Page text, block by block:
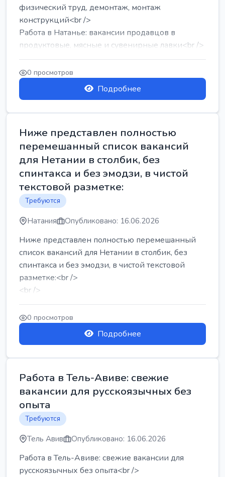
физический труд, демонтаж, монтаж
конструкций<br />
Работа в Натанье: вакансии продавцов в
продуктовые, мясные и сувенирные лавки<br />
Разнорабочий на сборку м...
0 просмотров
Подробнее
Ниже представлен полностью
перемешанный список вакансий
для Нетании в столбик, без
спинтакса и без эмодзи, в чистой
текстовой разметке:
Требуются
Натания Опубликовано: 16.06.2026
Ниже представлен полностью перемешанный
список вакансий для Нетании в столбик, без
спинтакса и без эмодзи, в чистой текстовой
разметке:<br />
<br />
Работа в Нетании на мебельном производстве:
требу...
0 просмотров
Подробнее
Работа в Тель-Авиве: свежие
вакансии для русскоязычных без
опыта
Требуются
Тель Авив Опубликовано: 16.06.2026
Работа в Тель-Авиве: свежие вакансии для
русскоязычных без опыта<br />